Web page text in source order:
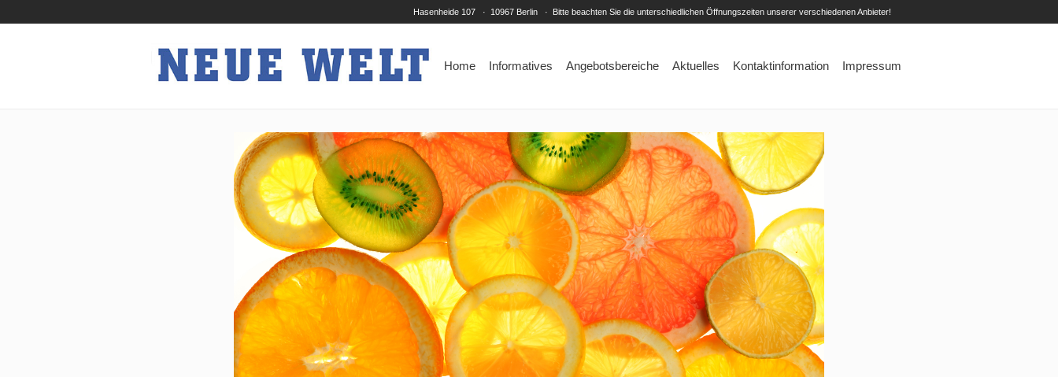
Hasenheide 107 · 10967 Berlin · Bitte beachten Sie die unterschiedlichen Öffnungszeiten unserer verschiedenen Anbieter!
Home Informatives Angebotsbereiche Aktuelles Kontaktinformation Impressum